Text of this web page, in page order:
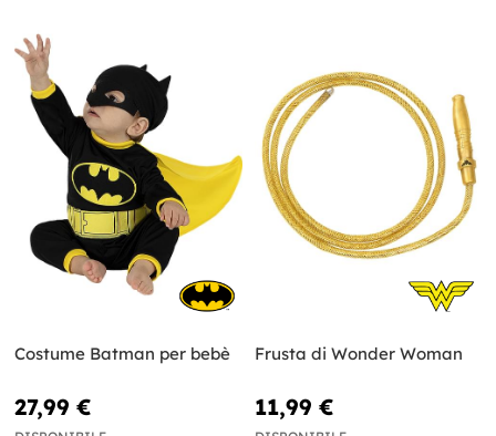
Costume Batman per bebè
27,99 €
Frusta di Wonder Woman
11,99 €